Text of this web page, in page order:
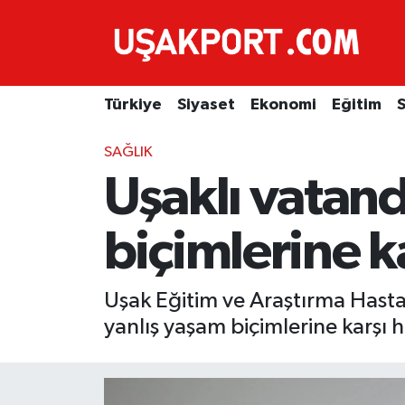
Türkiye Siyaset Ekonomi Eğitim
SAĞLIK
Uşaklı
biçimlerine
Uşak Eğitim ve Araştırma
yanlış yaşam biçimlerine karşı
Ekonomi
İstanbul Hava Durumu
İstanbul Trafik Yoğunluk Haritası
Süper Lig Puan Durumu ve Fikstür
Tüm Manşetler
Son Dakika Haberleri